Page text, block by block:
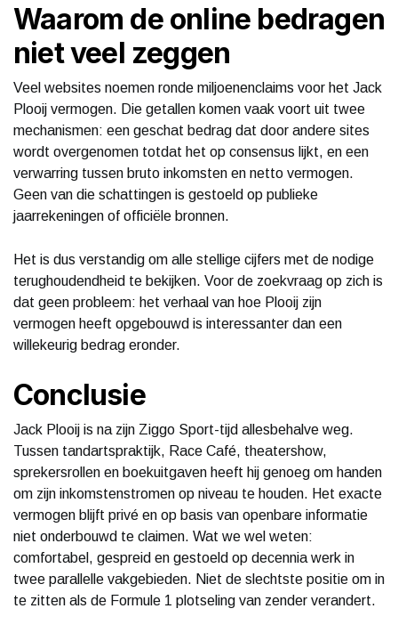
Waarom de online bedragen
niet veel zeggen
Veel websites noemen ronde miljoenenclaims voor het Jack
Plooij vermogen. Die getallen komen vaak voort uit twee
mechanismen: een geschat bedrag dat door andere sites
wordt overgenomen totdat het op consensus lijkt, en een
verwarring tussen bruto inkomsten en netto vermogen.
Geen van die schattingen is gestoeld op publieke
jaarrekeningen of officiële bronnen.
Het is dus verstandig om alle stellige cijfers met de nodige
terughoudendheid te bekijken. Voor de zoekvraag op zich is
dat geen probleem: het verhaal van hoe Plooij zijn
vermogen heeft opgebouwd is interessanter dan een
willekeurig bedrag eronder.
Conclusie
Jack Plooij is na zijn Ziggo Sport-tijd allesbehalve weg.
Tussen tandartspraktijk, Race Café, theatershow,
sprekersrollen en boekuitgaven heeft hij genoeg om handen
om zijn inkomstenstromen op niveau te houden. Het exacte
vermogen blijft privé en op basis van openbare informatie
niet onderbouwd te claimen. Wat we wel weten:
comfortabel, gespreid en gestoeld op decennia werk in
twee parallelle vakgebieden. Niet de slechtste positie om in
te zitten als de Formule 1 plotseling van zender verandert.